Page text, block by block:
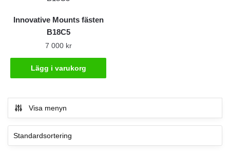
Innovative Mounts fästen
B18C5
7 000 kr
Lägg i varukorg
Visa menyn